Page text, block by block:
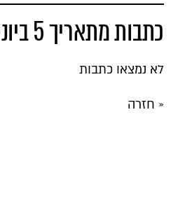
כתבות מתאריך 5 ביוני 2020
לא נמצאו כתבות
« חזרה